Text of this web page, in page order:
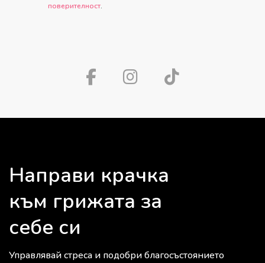
поверителност.
Направи крачка
към грижата за
себе си
Управлявай стреса и подобри благосъстоянието